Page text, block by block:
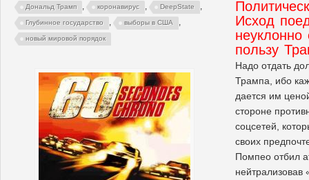
Дональд Трамп , коронавирус , DeepState ,
Глубинное государство , выборы в США ,
новый мировой порядок
Исход
неуклонно
пользу
Надо отдать
Трампа, ибо
дается им
стороне
соцсетей,
своих
Помпео отбил
нейтрализовав